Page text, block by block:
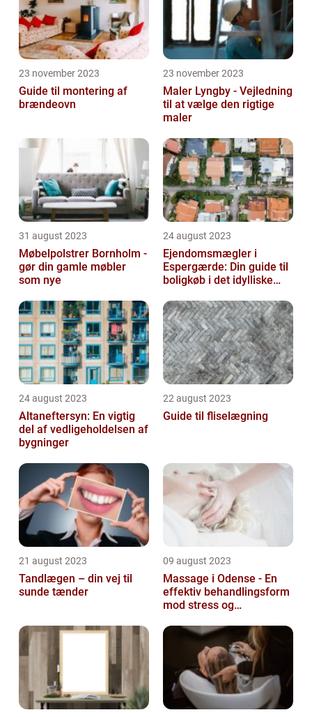
23 november 2023
Guide til montering af
brændeovn
23 november 2023
Maler Lyngby - Vejledning
til at vælge den rigtige
maler
31 august 2023
Møbelpolstrer Bornholm -
gør din gamle møbler
som nye
24 august 2023
Ejendomsmægler i
Espergærde: Din guide til
boligkøb i det idylliske
24 august 2023
Altaneftersyn: En vigtig
del af vedligeholdelsen af
bygninger
22 august 2023
Guide til fliselægning
21 august 2023
Tandlægen – din vej til
sunde tænder
09 august 2023
Massage i Odense - En
effektiv behandlingsform
mod stress og